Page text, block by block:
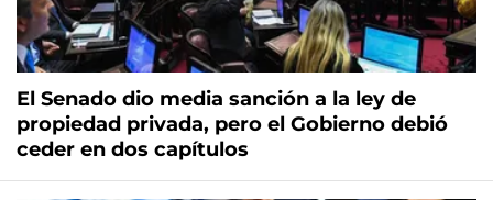
El Senado dio media sanción a la ley de
propiedad privada, pero el Gobierno debió
ceder en dos capítulos